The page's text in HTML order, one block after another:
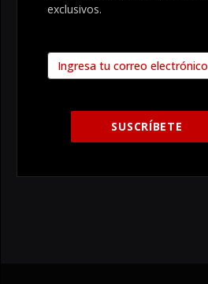
exclusivos.